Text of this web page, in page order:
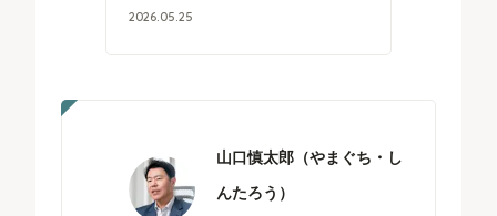
2026.05.25
山口慎太郎（やまぐち・し
んたろう）